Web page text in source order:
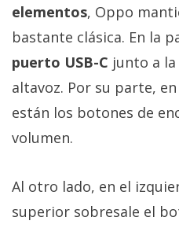
elementos, Oppo
bastante clásica. En la
puerto USB-C junto a la
altavoz. Por su parte,
están los botones de
volumen.
Al otro lado, en el
superior sobresale el